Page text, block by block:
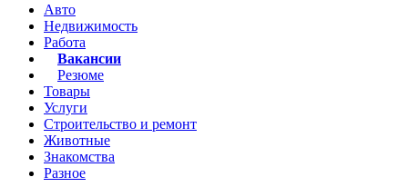
Авто
Недвижимость
Работа
Вакансии
Резюме
Товары
Услуги
Строительство и ремонт
Животные
Знакомства
Разное